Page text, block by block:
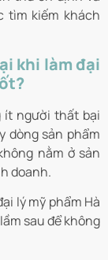
tìm kiếm khách
khi làm đại
ít người thất bại
dòng sản phẩm
nằm ở sản
doanh.
lý mỹ phẩm Hà
sau để không